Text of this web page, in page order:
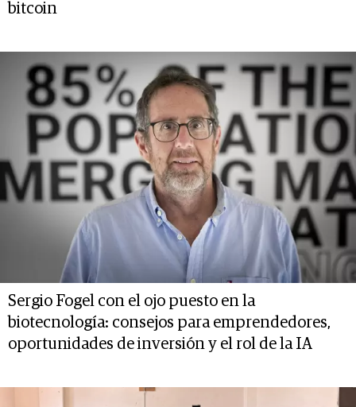
bitcoin
Sergio Fogel con el ojo puesto en la
biotecnología: consejos para emprendedores,
oportunidades de inversión y el rol de la IA